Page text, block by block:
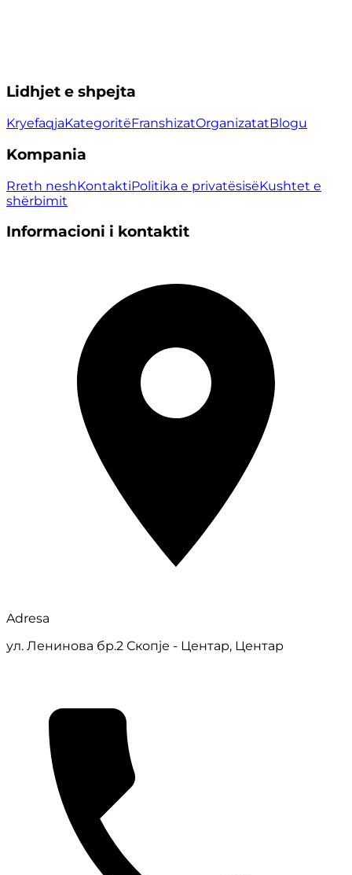
Lidhjet e shpejta
KryefaqjaKategoritëFranshizatOrganizatatBlogu
Kompania
Rreth neshKontaktiPolitika e privatësisëKushtet e
shërbimit
Informacioni i kontaktit
Adresa
ул. Ленинова бр.2 Скопје - Центар, Центар